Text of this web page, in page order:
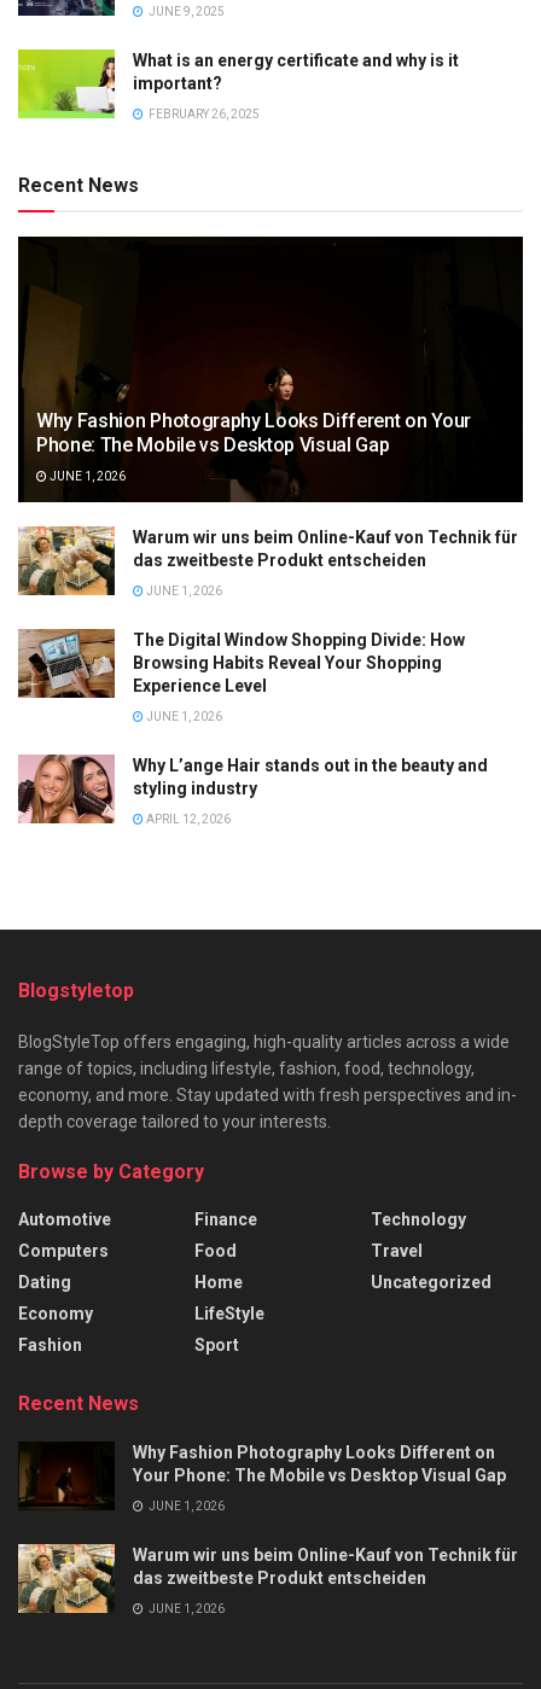
JUNE 9, 2025
What is an energy certificate and why is it
important?
FEBRUARY 26, 2025
Recent News
Why Fashion Photography Looks Different on Your
Phone: The Mobile vs Desktop Visual Gap
JUNE 1, 2026
Warum wir uns beim Online-Kauf von Technik für
das zweitbeste Produkt entscheiden
JUNE 1, 2026
The Digital Window Shopping Divide: How
Browsing Habits Reveal Your Shopping
Experience Level
JUNE 1, 2026
Why L’ange Hair stands out in the beauty and
styling industry
APRIL 12, 2026
Blogstyletop
BlogStyleTop offers engaging, high-quality articles across a wide
range of topics, including lifestyle, fashion, food, technology,
economy, and more. Stay updated with fresh perspectives and in-
depth coverage tailored to your interests.
Browse by Category
Automotive
Computers
Dating
Economy
Fashion
Finance
Food
Home
LifeStyle
Sport
Technology
Travel
Uncategorized
Recent News
Why Fashion Photography Looks Different on
Your Phone: The Mobile vs Desktop Visual Gap
JUNE 1, 2026
Warum wir uns beim Online-Kauf von Technik für
das zweitbeste Produkt entscheiden
JUNE 1, 2026